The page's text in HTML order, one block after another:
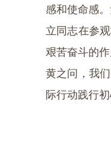
感和使命感
立同志在参
艰苦奋斗的
黄之问，我
际行动践行